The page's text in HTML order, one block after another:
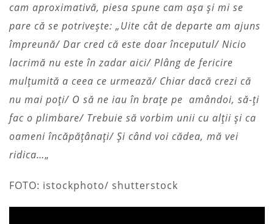
cam aproximativă, piesa spune cam așa și mi se
pare că se potrivește: „Uite cât de departe am ajuns
împreună/ Dar cred că este doar începutul/ Nicio
lacrimă nu este în zadar aici/ Plâng de fericire
mulțumită a ceea ce urmează/ Chiar dacă crezi că
nu mai poți/ O să ne iau în brațe pe amândoi, să-ți
fac o plimbare/ Trebuie să vorbim unii cu alții și ca
oameni încăpățânați/ Și când voi cădea, mă vei
ridica…„
FOTO: istockphoto/ shutterstock